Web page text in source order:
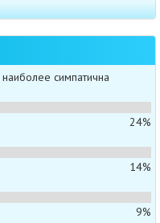
симпатична
24%
14%
9%